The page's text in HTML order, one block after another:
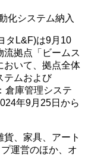
化システム納入
タL&F)は9月10
流拠点「ビームス
おいて、拠点全体
テムおよび
倉庫管理システ
年9月25日から
、家具、アート
運営のほか、オ